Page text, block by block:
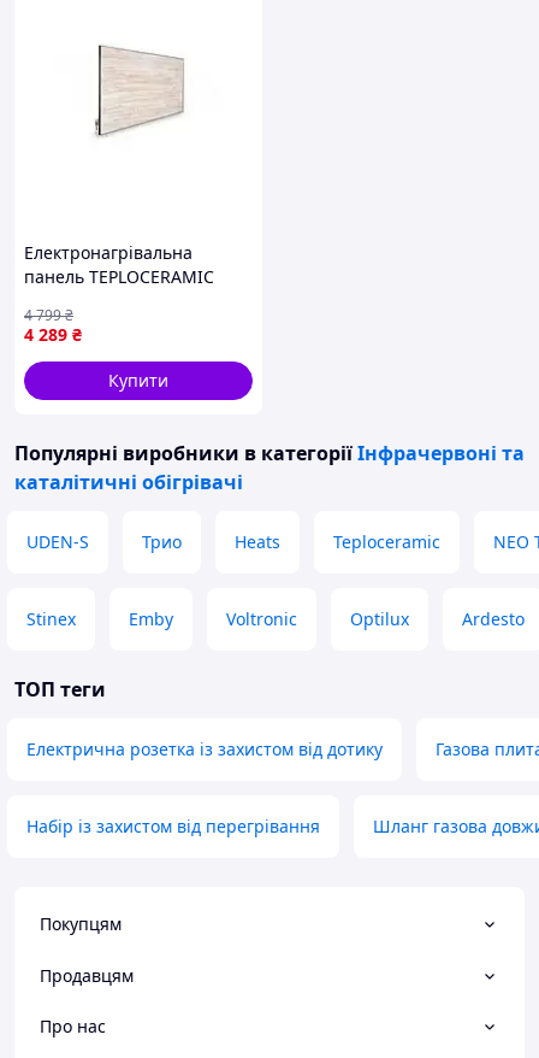
Електронагрівальна
панель TEPLOCERAMIC
4 289 ₴
4 799₴
Купити
Популярні виробники в категоріїІнфрачервоні та
каталітичні обігрівачі
UDEN-S Трио Heats Teploceramic NEO
Stinex Emby Voltronic Optilux Ardesto
ТОП теги
Електрична розетка із захистом від дотику Газова
Набір із захистом від перегрівання Шланг газова
Покупцям
Продавцям
Про нас